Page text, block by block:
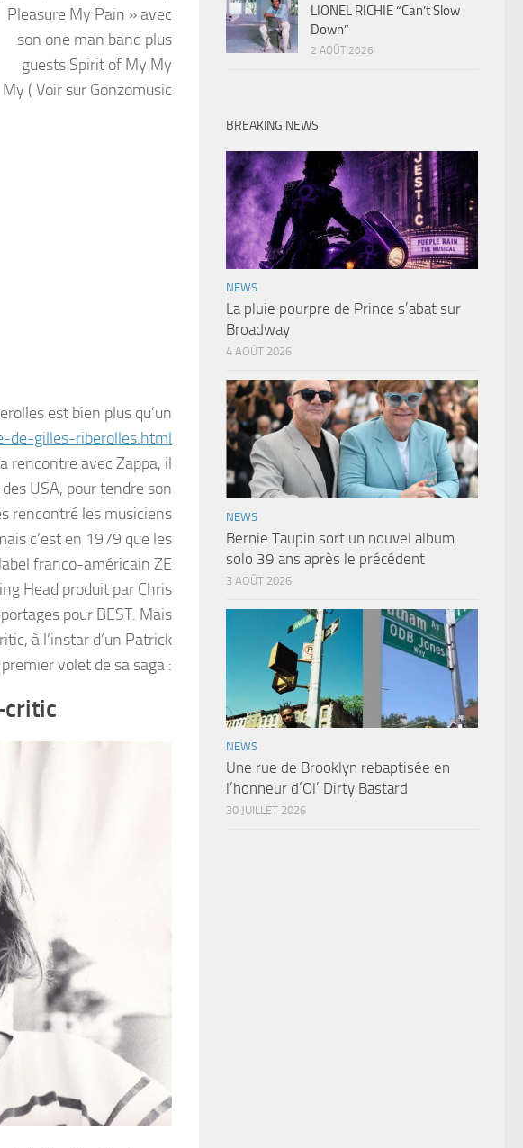
Pleasure My Pain » avec
son one man band plus
guests Spirit of My My
My ( Voir sur Gonzomusic
est bien plus qu’un
de-gilles-riberolles.html
rencontre avec Zappa, il
USA, pour tendre son
rencontré les musiciens
c’est en 1979 que les
franco-américain ZE
Head produit par Chris
pour BEST. Mais
à l’instar d’un Patrick
volet de sa saga :
critic
LIONEL RICHIE “Can’t Slow
Down”
2 AOÛT 2026
BREAKING NEWS
NEWS
La pluie pourpre de Prince s’abat sur
Broadway
4 AOÛT 2026
NEWS
Bernie Taupin sort un nouvel album
solo 39 ans après le précédent
3 AOÛT 2026
NEWS
Une rue de Brooklyn rebaptisée en
l’honneur d’Ol’ Dirty Bastard
30 JUILLET 2026